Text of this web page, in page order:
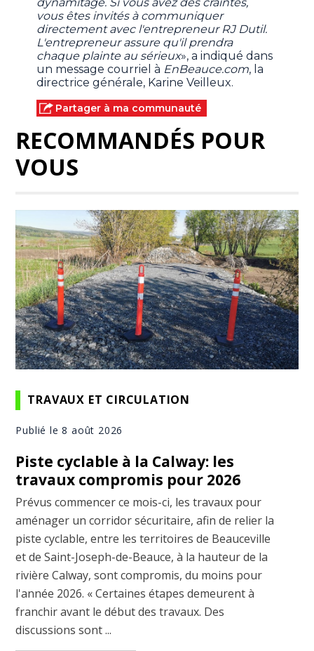
vous êtes invités à communiquer
directement avec l'entrepreneur RJ Dutil.
L'entrepreneur assure qu'il prendra
chaque plainte au sérieux», a indiqué dans
un message courriel à EnBeauce.com, la
directrice générale, Karine Veilleux.
Partager à ma communauté
RECOMMANDÉS POUR
VOUS
TRAVAUX ET CIRCULATION
Publié le 8 août 2026
Piste cyclable à la Calway: les
travaux compromis pour 2026
Prévus commencer ce mois-ci, les travaux pour
aménager un corridor sécuritaire, afin de relier la
piste cyclable, entre les territoires de Beauceville
et de Saint-Joseph-de-Beauce, à la hauteur de la
rivière Calway, sont compromis, du moins pour
l'année 2026. « Certaines étapes demeurent à
franchir avant le début des travaux. Des
discussions sont ...